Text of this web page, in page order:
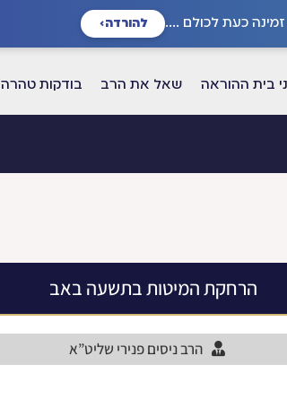
זמינה כעת לכולם .... להורדה›
בית ההוראה שאל את הרב בודקות טהרה
הרחקת המיטות בתשעה באב
הרב ניסים פנירי שליט”א